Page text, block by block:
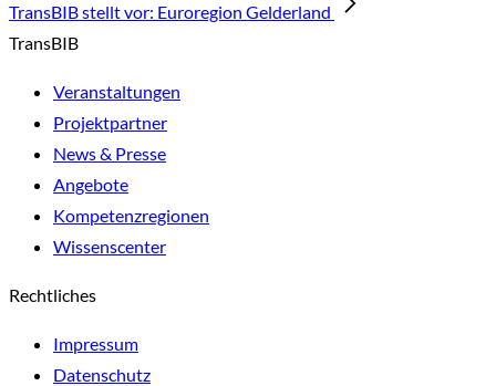
TransBIB stellt vor: Euroregion Gelderland
TransBIB
Veranstaltungen
Projektpartner
News & Presse
Angebote
Kompetenzregionen
Wissenscenter
Rechtliches
Impressum
Datenschutz